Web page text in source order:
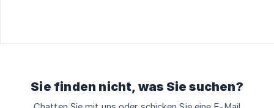
Sie finden nicht, was Sie suchen?